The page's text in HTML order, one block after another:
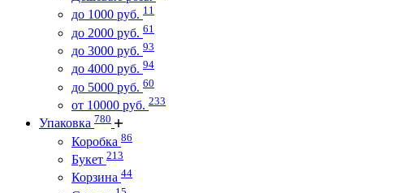
до 1000 руб. 11
до 2000 руб. 61
до 3000 руб. 93
до 4000 руб. 94
до 5000 руб. 60
от 10000 руб. 233
Упаковка 780
Коробка 86
Букет 213
Корзина 44